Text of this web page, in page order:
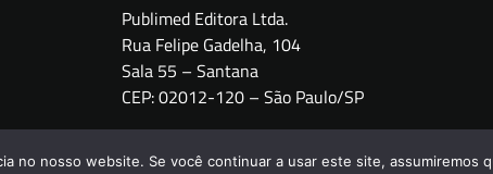
Publimed Editora Ltda.
Rua Felipe Gadelha, 104
Sala 55 – Santana
CEP: 02012-120 – São Paulo/SP
© 2026HOSPITAIS BRASIL
no nosso website. Se você continuar a usar este site, assumiremos